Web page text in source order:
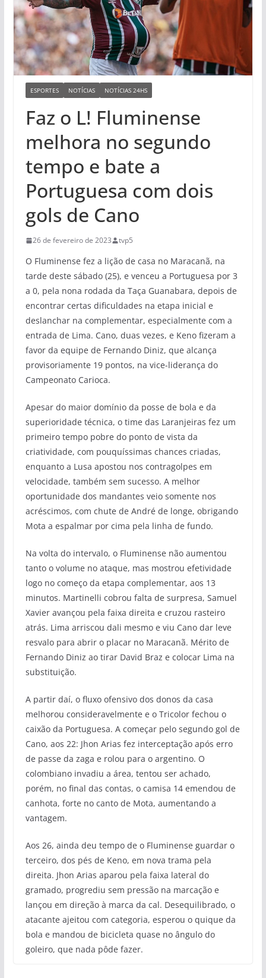
ESPORTES NOTÍCIAS NOTÍCIAS 24HS
Faz o L! Fluminense
melhora no segundo
tempo e bate a
Portuguesa com dois
gols de Cano
26 de fevereiro de 2023 tvp5
O Fluminense fez a lição de casa no Maracanã, na
tarde deste sábado (25), e venceu a Portuguesa por 3
a 0, pela nona rodada da Taça Guanabara, depois de
encontrar certas dificuldades na etapa inicial e
deslanchar na complementar, especialmente com a
entrada de Lima. Cano, duas vezes, e Keno fizeram a
favor da equipe de Fernando Diniz, que alcança
provisoriamente 19 pontos, na vice-liderança do
Campeonato Carioca.
Apesar do maior domínio da posse de bola e da
superioridade técnica, o time das Laranjeiras fez um
primeiro tempo pobre do ponto de vista da
criatividade, com pouquíssimas chances criadas,
enquanto a Lusa apostou nos contragolpes em
velocidade, também sem sucesso. A melhor
oportunidade dos mandantes veio somente nos
acréscimos, com chute de André de longe, obrigando
Mota a espalmar por cima pela linha de fundo.
Na volta do intervalo, o Fluminense não aumentou
tanto o volume no ataque, mas mostrou efetividade
logo no começo da etapa complementar, aos 13
minutos. Martinelli cobrou falta de surpresa, Samuel
Xavier avançou pela faixa direita e cruzou rasteiro
atrás. Lima arriscou dali mesmo e viu Cano dar leve
resvalo para abrir o placar no Maracanã. Mérito de
Fernando Diniz ao tirar David Braz e colocar Lima na
substituição.
A partir daí, o fluxo ofensivo dos donos da casa
melhorou consideravelmente e o Tricolor fechou o
caixão da Portuguesa. A começar pelo segundo gol de
Cano, aos 22: Jhon Arias fez interceptação após erro
de passe da zaga e rolou para o argentino. O
colombiano invadiu a área, tentou ser achado,
porém, no final das contas, o camisa 14 emendou de
canhota, forte no canto de Mota, aumentando a
vantagem.
Aos 26, ainda deu tempo de o Fluminense guardar o
terceiro, dos pés de Keno, em nova trama pela
direita. Jhon Arias aparou pela faixa lateral do
gramado, progrediu sem pressão na marcação e
lançou em direção à marca da cal. Desequilibrado, o
atacante ajeitou com categoria, esperou o quique da
bola e mandou de bicicleta quase no ângulo do
goleiro, que nada pôde fazer.